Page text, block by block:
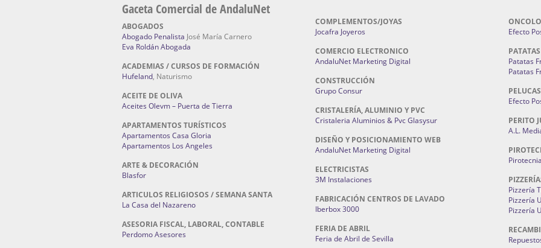
Gaceta Comercial de AndaluNet
ABOGADOS
Abogado Penalista José María Carnero
Eva Roldán Abogada
ACADEMIAS / CURSOS DE FORMACIÓN
Hufeland, Naturismo
ACEITE DE OLIVA
Aceites Olevm – Puerta de Tierra
APARTAMENTOS TURÍSTICOS
Apartamentos Casa Gloria
Apartamentos Los Angeles
ARTE & DECORACIÓN
Blasfor
ARTICULOS RELIGIOSOS / SEMANA SANTA
La Casa del Nazareno
ASESORIA FISCAL, LABORAL, CONTABLE
Perdomo Asesores
COMPLEMENTOS/JOYAS
Jocafra Joyeros
COMERCIO ELECTRONICO
AndaluNet Marketing Digital
CONSTRUCCIÓN
Grupo Consur
CRISTALERÍA, ALUMINIO Y PVC
Cristaleria Aluminios & Pvc Glasysur
DISEÑO Y POSICIONAMIENTO WEB
AndaluNet Marketing Digital
ELECTRICISTAS
3M Instalaciones
FABRICACIÓN CENTROS DE LAVADO
Iberbox 3000
FERIA DE ABRIL
Feria de Abril de Sevilla
Efecto
Patatas
Patatas
PELUCAS
Efecto
PERITO
A.L.
Pizzería
Pizzería
Pizzería